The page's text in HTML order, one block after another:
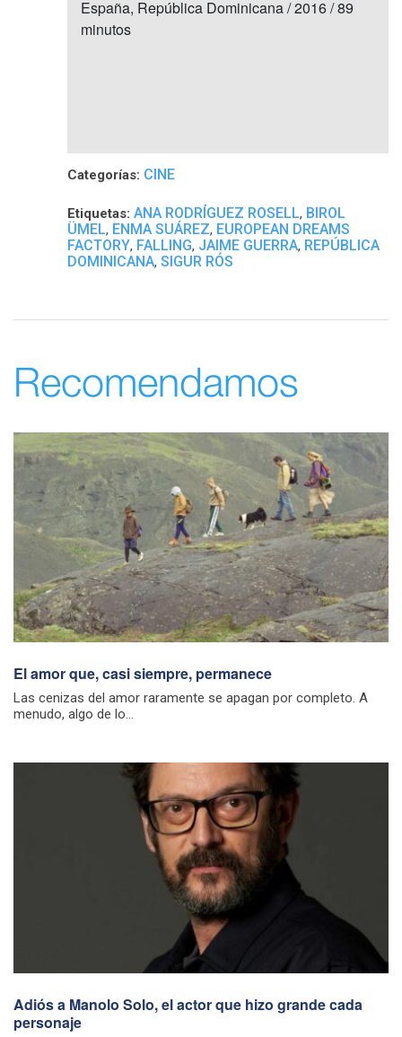
España, República Dominicana / 2016 / 89
minutos
Categorías: CINE
Etiquetas: ANA RODRÍGUEZ ROSELL, BIROL
ÜMEL, ENMA SUÁREZ, EUROPEAN DREAMS
FACTORY, FALLING, JAIME GUERRA, REPÚBLICA
DOMINICANA, SIGUR RÓS
Recomendamos
El amor que, casi siempre, permanece
Las cenizas del amor raramente se apagan por completo. A
menudo, algo de lo...
Adiós a Manolo Solo, el actor que hizo grande cada
personaje